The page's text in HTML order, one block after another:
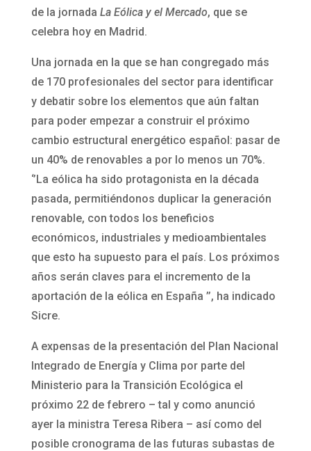
de la jornada La Eólica y el Mercado, que se
celebra hoy en Madrid.
Una jornada en la que se han congregado más
de 170 profesionales del sector para identificar
y debatir sobre los elementos que aún faltan
para poder empezar a construir el próximo
cambio estructural energético español: pasar de
un 40% de renovables a por lo menos un 70%.
‘’La eólica ha sido protagonista en la década
pasada, permitiéndonos duplicar la generación
renovable, con todos los beneficios
económicos, industriales y medioambientales
que esto ha supuesto para el país. Los próximos
años serán claves para el incremento de la
aportación de la eólica en España ’’, ha indicado
Sicre.
A expensas de la presentación del Plan Nacional
Integrado de Energía y Clima por parte del
Ministerio para la Transición Ecológica el
próximo 22 de febrero – tal y como anunció
ayer la ministra Teresa Ribera – así como del
posible cronograma de las futuras subastas de